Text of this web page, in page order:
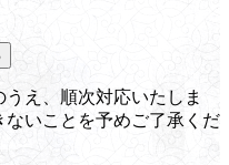
え、順次対応いたしま
いことを予めご了承くだ